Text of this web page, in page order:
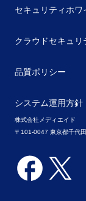
株式会社メディエイド
〒101-0047 東京都千代
セキュリティホワ
クラウドセキュリ
品質ポリシー
システム運用方針